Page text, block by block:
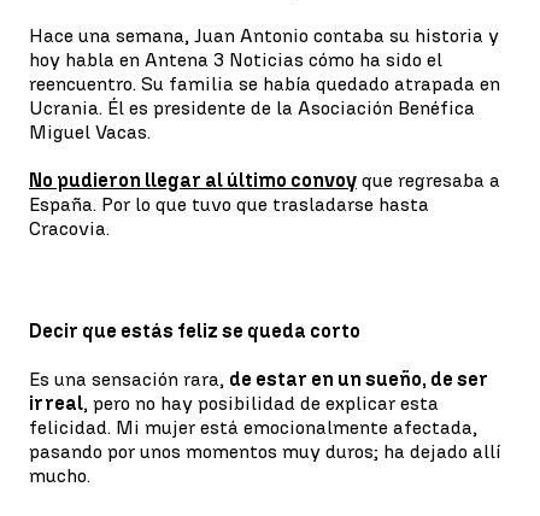
Hace una semana, Juan Antonio contaba su historia y
hoy habla en Antena 3 Noticias cómo ha sido el
reencuentro. Su familia se había quedado atrapada en
Ucrania. Él es presidente de la Asociación Benéfica
Miguel Vacas.
No pudieron llegar al último convoy que regresaba a
España. Por lo que tuvo que trasladarse hasta
Cracovia.
Decir que estás feliz se queda corto
Es una sensación rara, de estar en un sueño, de ser
irreal, pero no hay posibilidad de explicar esta
felicidad. Mi mujer está emocionalmente afectada,
pasando por unos momentos muy duros; ha dejado allí
mucho.